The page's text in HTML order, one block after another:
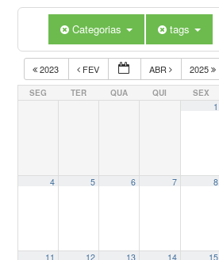
Categorias tags
2023 FEV ABR 2025
SEG TER QUA QUI SEX
1
4 5 6 7 8
11 12 13 14 15